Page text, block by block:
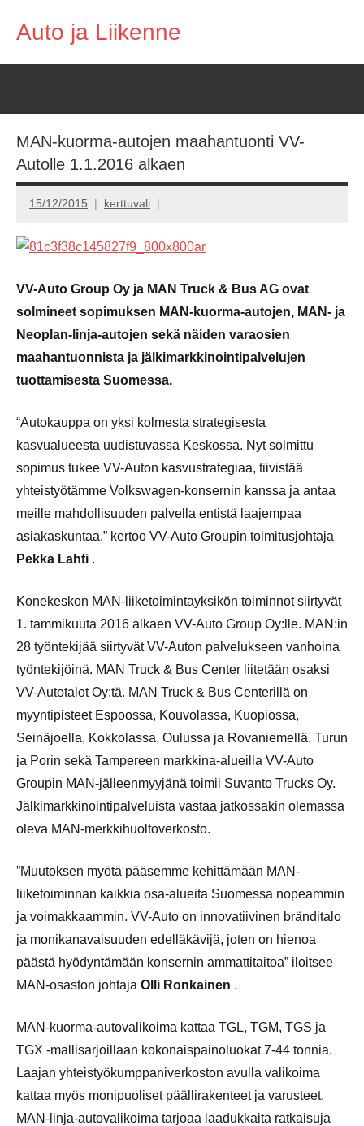
Auto ja Liikenne
MAN-kuorma-autojen maahantuonti VV-
Autolle 1.1.2016 alkaen
15/12/2015 kerttuvali
VV-Auto Group Oy ja MAN Truck & Bus AG ovat
solmineet sopimuksen MAN-kuorma-autojen, MAN- ja
Neoplan-linja-autojen sekä näiden varaosien
maahantuonnista ja jälkimarkkinointipalvelujen
tuottamisesta Suomessa.
“Autokauppa on yksi kolmesta strategisesta
kasvualueesta uudistuvassa Keskossa. Nyt solmittu
sopimus tukee VV-Auton kasvustrategiaa, tiivistää
yhteistyötämme Volkswagen-konsernin kanssa ja antaa
meille mahdollisuuden palvella entistä laajempaa
asiakaskuntaa.” kertoo VV-Auto Groupin toimitusjohtaja
Pekka Lahti .
Konekeskon MAN-liiketoimintayksikön toiminnot siirtyvät
1. tammikuuta 2016 alkaen VV-Auto Group Oy:lle. MAN:in
28 työntekijää siirtyvät VV-Auton palvelukseen vanhoina
työntekijöinä. MAN Truck & Bus Center liitetään osaksi
VV-Autotalot Oy:tä. MAN Truck & Bus Centerillä on
myyntipisteet Espoossa, Kouvolassa, Kuopiossa,
Seinäjoella, Kokkolassa, Oulussa ja Rovaniemellä. Turun
ja Porin sekä Tampereen markkina-alueilla VV-Auto
Groupin MAN-jälleenmyyjänä toimii Suvanto Trucks Oy.
Jälkimarkkinointipalveluista vastaa jatkossakin olemassa
oleva MAN-merkkihuoltoverkosto.
”Muutoksen myötä pääsemme kehittämään MAN-
liiketoiminnan kaikkia osa-alueita Suomessa nopeammin
ja voimakkaammin. VV-Auto on innovatiivinen bränditalo
ja monikanavaisuuden edelläkävijä, joten on hienoa
päästä hyödyntämään konsernin ammattitaitoa” iloitsee
MAN-osaston johtaja Olli Ronkainen .
MAN-kuorma-autovalikoima kattaa TGL, TGM, TGS ja
TGX -mallisarjoillaan kokonaispainoluokat 7-44 tonnia.
Laajan yhteistyökumppaniverkoston avulla valikoima
kattaa myös monipuoliset päällirakenteet ja varusteet.
MAN-linja-autovalikoima tarjoaa laadukkaita ratkaisuja